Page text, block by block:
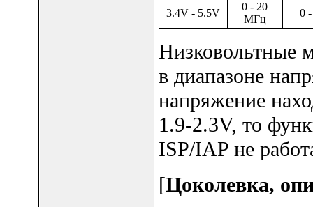
3.4V - 5.5V
0 - 20
МГц
0
Низковольтные
в диапазоне
напряжение
1.9-2.3V, то
ISP/IAP не
[Цоколевка,